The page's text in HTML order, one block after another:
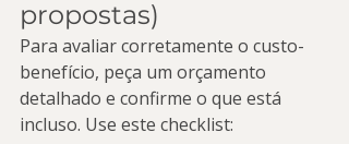
propostas)
Para avaliar corretamente o custo-
benefício, peça um orçamento
detalhado e confirme o que está
incluso. Use este checklist: